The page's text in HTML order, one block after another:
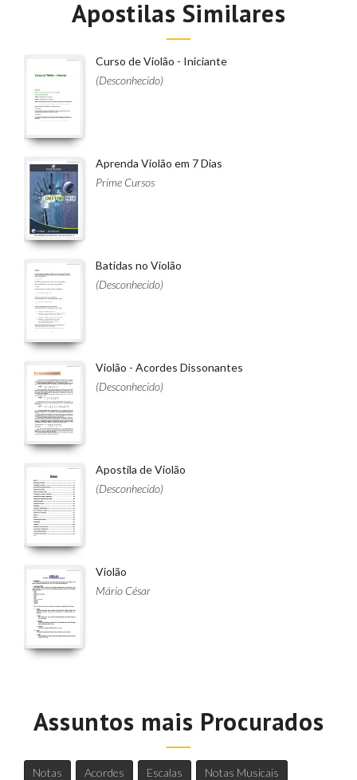
Apostilas Similares
Curso de Violão - Iniciante
(Desconhecido)
Aprenda Violão em 7 Dias
Prime Cursos
Batidas no Violão
(Desconhecido)
Violão - Acordes Dissonantes
(Desconhecido)
Apostila de Violão
(Desconhecido)
Violão
Mário César
Assuntos mais Procurados
Notas Acordes Escalas Notas Musicais